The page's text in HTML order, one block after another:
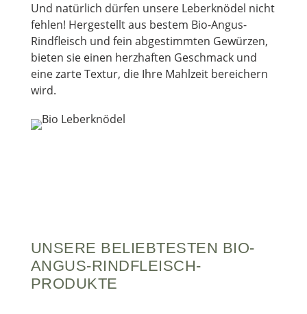
Und natürlich dürfen unsere Leberknödel nicht
fehlen! Hergestellt aus bestem Bio-Angus-
Rindfleisch und fein abgestimmten Gewürzen,
bieten sie einen herzhaften Geschmack und
eine zarte Textur, die Ihre Mahlzeit bereichern
wird.
UNSERE BELIEBTESTEN BIO-
ANGUS-RINDFLEISCH-
PRODUKTE